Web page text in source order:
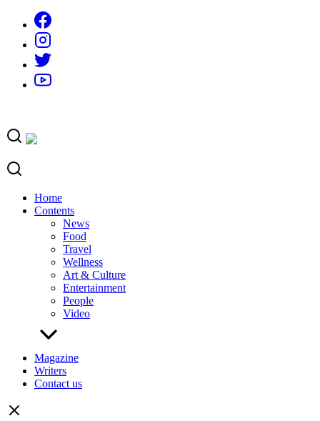
content
Home
Contents
News
Food
Travel
Wellness
Art & Culture
Entertainment
People
Video
Magazine
Writers
Contact us